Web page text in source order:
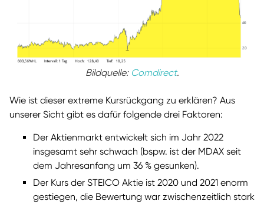
Bildquelle: Comdirect.
Wie ist dieser extreme Kursrückgang zu erklären? Aus
unserer Sicht gibt es dafür folgende drei Faktoren:
Der Aktienmarkt entwickelt sich im Jahr 2022
insgesamt sehr schwach (bspw. ist der MDAX seit
dem Jahresanfang um 36 % gesunken).
Der Kurs der STEICO Aktie ist 2020 und 2021 enorm
gestiegen, die Bewertung war zwischenzeitlich stark